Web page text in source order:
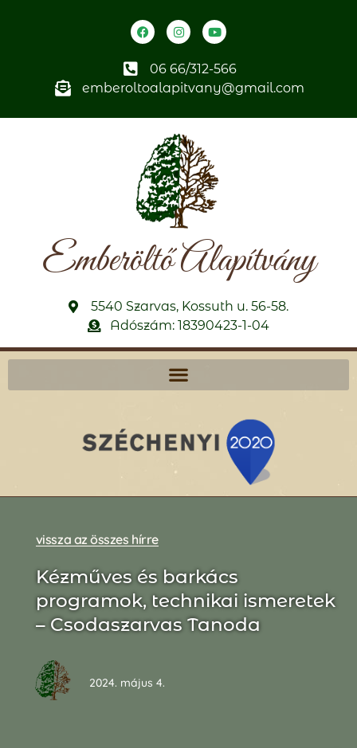
06 66/312-566
emberoltoalapitvany@gmail.com
Emberöltő Alapítvány
5540 Szarvas, Kossuth u. 56-58.
Adószám: 18390423-1-04
vissza az összes hírre
Kézműves és barkács
programok, technikai ismeretek
– Csodaszarvas Tanoda
2024. május 4.